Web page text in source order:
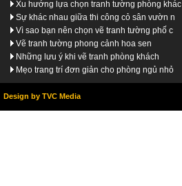
Xu hướng lựa chọn tranh tường phòng khác
Sự khác nhau giữa thi công cỏ sân vườn n
Vì sao bạn nên chọn vẽ tranh tường phố c
Vẽ tranh tường phong cảnh hoa sen
Những lưu ý khi vẽ tranh phòng khách
Mẹo trang trí đơn giản cho phòng ngủ nhỏ
Design by TVC Media